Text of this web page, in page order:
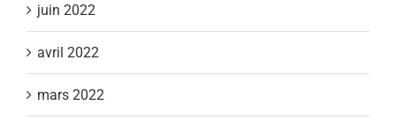
juin 2022
avril 2022
mars 2022